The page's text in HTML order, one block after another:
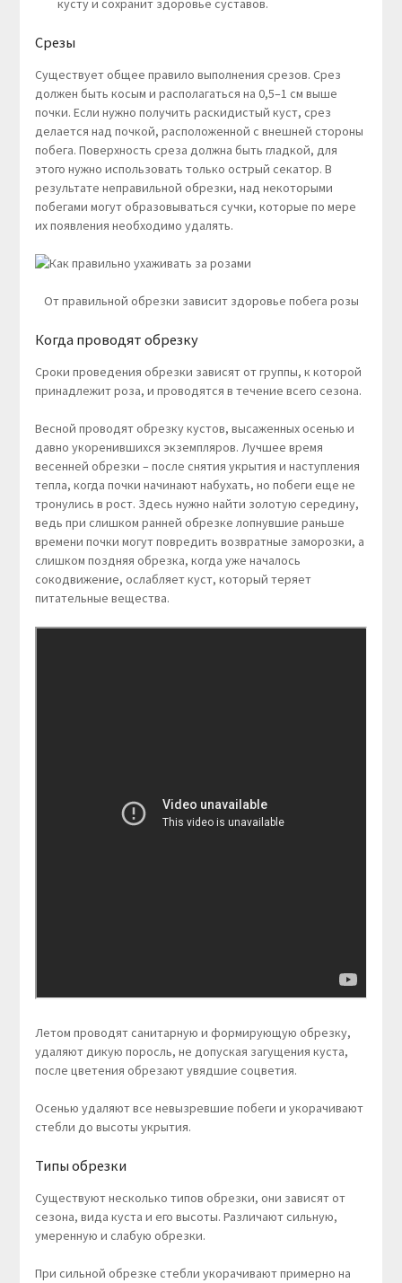
кусту и сохранит здоровье суставов.
Срезы
Существует общее правило выполнения срезов. Срез
должен быть косым и располагаться на 0,5–1 см выше
почки. Если нужно получить раскидистый куст, срез
делается над почкой, расположенной с внешней стороны
побега. Поверхность среза должна быть гладкой, для
этого нужно использовать только острый секатор. В
результате неправильной обрезки, над некоторыми
побегами могут образовываться сучки, которые по мере
их появления необходимо удалять.
От правильной обрезки зависит здоровье побега розы
Когда проводят обрезку
Сроки проведения обрезки зависят от группы, к которой
принадлежит роза, и проводятся в течение всего сезона.
Весной проводят обрезку кустов, высаженных осенью и
давно укоренившихся экземпляров. Лучшее время
весенней обрезки – после снятия укрытия и наступления
тепла, когда почки начинают набухать, но побеги еще не
тронулись в рост. Здесь нужно найти золотую середину,
ведь при слишком ранней обрезке лопнувшие раньше
времени почки могут повредить возвратные заморозки, а
слишком поздняя обрезка, когда уже началось
сокодвижение, ослабляет куст, который теряет
питательные вещества.
Летом проводят санитарную и формирующую обрезку,
удаляют дикую поросль, не допуская загущения куста,
после цветения обрезают увядшие соцветия.
Осенью удаляют все невызревшие побеги и укорачивают
стебли до высоты укрытия.
Типы обрезки
Существуют несколько типов обрезки, они зависят от
сезона, вида куста и его высоты. Различают сильную,
умеренную и слабую обрезки.
При сильной обрезке стебли укорачивают примерно на